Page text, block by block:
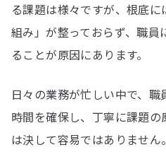
る課題は様々ですが、根底
組み」が整っておらず、職員
ることが原因にあります。
日々の業務が忙しい中で、
時間を確保し、丁寧に課題
は決して容易ではありませ